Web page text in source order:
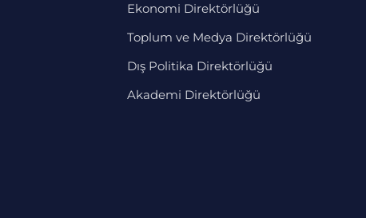
Ekonomi Direktörlüğü
Toplum ve Medya Direktörlüğü
Dış Politika Direktörlüğü
Akademi Direktörlüğü